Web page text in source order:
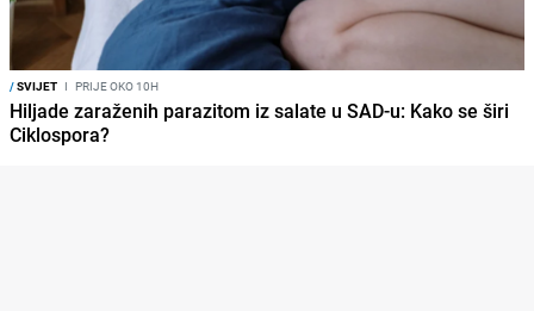
/SVIJET I PRIJE OKO 10H
Hiljade zaraženih parazitom iz salate u SAD-u: Kako se širi
Ciklospora?